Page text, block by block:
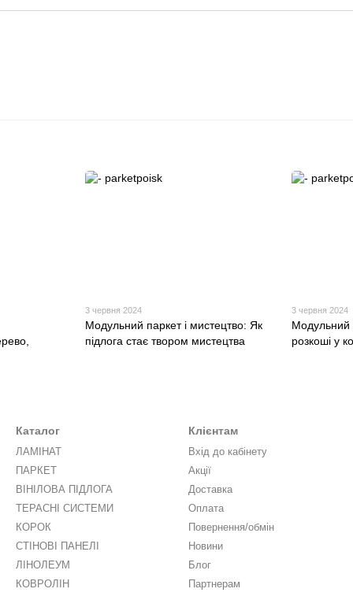
3 червня 2024
Модульний паркет і мистецтво: Як
підлога стає твором мистецтва
3 червня 2024
Модульний
розкоші у
Каталог
ЛАМІНАТ
ПАРКЕТ
ВІНІЛОВА ПІДЛОГА
ТЕРАСНІ СИСТЕМИ
КОРОК
СТІНОВІ ПАНЕЛІ
ЛІНОЛЕУМ
КОВРОЛІН
Клієнтам
Вхід до кабінету
Акції
Доставка
Оплата
Повернення/обмін
Новини
Блог
Партнерам